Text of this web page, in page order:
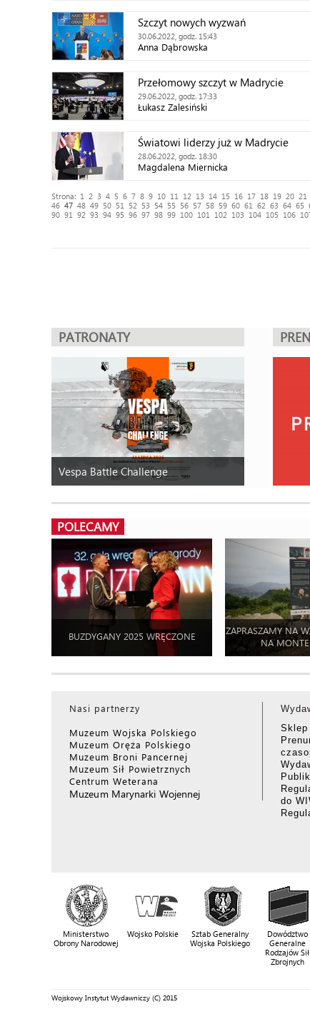
Szczyt nowych wyzwań
30.06.2022, godz. 15:43
Anna Dąbrowska
Przełomowy szczyt w Madrycie
29.06.2022, godz. 17:33
Łukasz Zalesiński
Światowi liderzy już w Madrycie
28.06.2022, godz. 18:30
Magdalena Miernicka
Strona: 1 2 3 4 5 6 7 8 9 10 11 12 13 14 15 16 17 18 19 20 21
46 47 48 49 50 51 52 53 54 55 56 57 58 59 60 61 62 63 64 65
90 91 92 93 94 95 96 97 98 99 100 101 102 103 104 105 106
PATRONATY
Vespa Battle Challenge
POLECAMY
BUZDYGANY 2025 WRĘCZONE
ZAPRASZAMY NA
NA
Nasi partnerzy
Muzeum Wojska Polskiego
Muzeum Oręża Polskiego
Muzeum Broni Pancernej
Muzeum Sił Powietrznych
Centrum Weterana
Muzeum Marynarki Wojennej
Sklep
do
Ministerstwo
Obrony Narodowej
Wojsko Polskie
Sztab Generalny
Wojska Polskiego
Dowództwo
Generalne
Rodzajów Sił
Zbrojnych
Wojskowy Instytut Wydawniczy (C) 2015